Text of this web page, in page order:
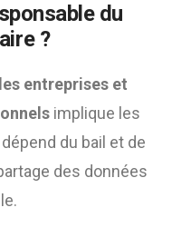
du
?
entreprises et
implique les
du bail et de
des données